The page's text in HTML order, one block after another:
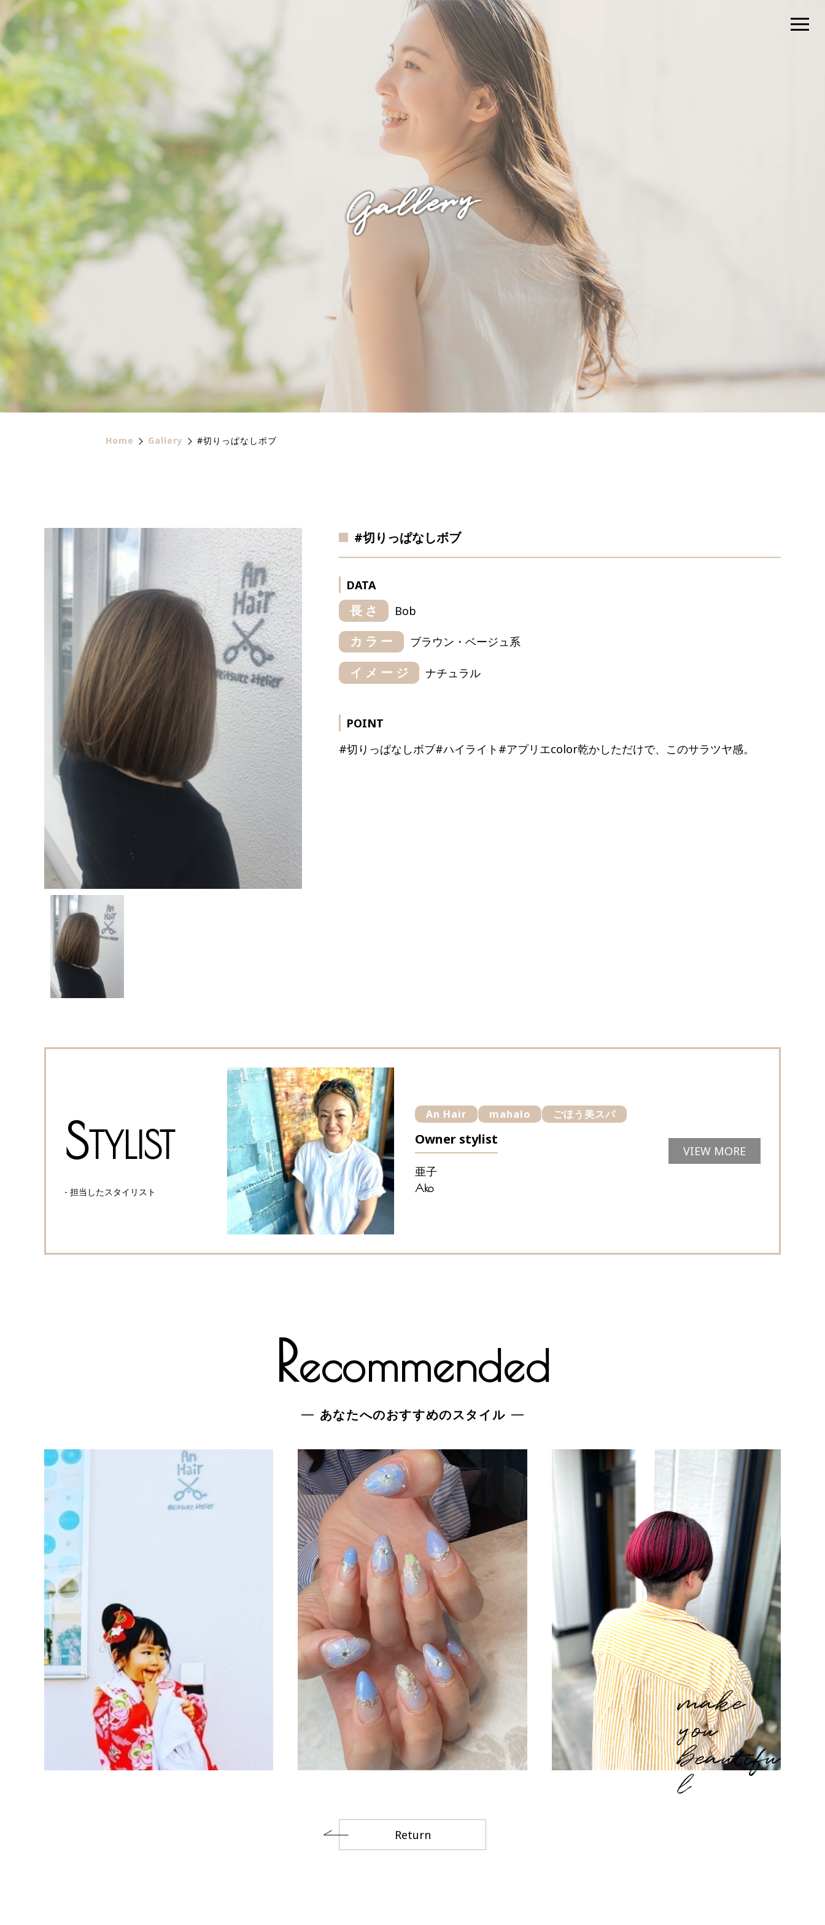
Gallery
Home Gallery #切りっぱなしボブ
#切りっぱなしボブ
DATA
長さ Bob
カラー ブラウン・ベージュ系
イメージ ナチュラル
POINT
#切りっぱなしボブ#ハイライト#アプリエcolor乾かしただけで、このサラツヤ感。
STYLIST
- 担当したスタイリスト
An Hair mahalo ごほう美スパ
Owner stylist
亜子
Ako
VIEW MORE
Recommended
あなたへのおすすめのスタイル
make
you
beautifu
l
Return